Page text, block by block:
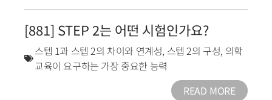
[881] STEP 2는 어떤 시험인가요?
스텝 1과 스텝 2의 차이와 연계성, 스텝 2의 구성, 의학
교육이 요구하는 가장 중요한 능력
READ MORE